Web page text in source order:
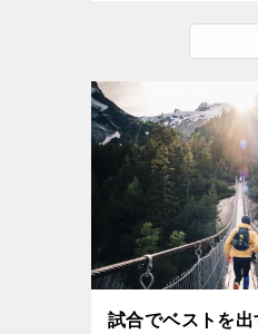
試合でベストを